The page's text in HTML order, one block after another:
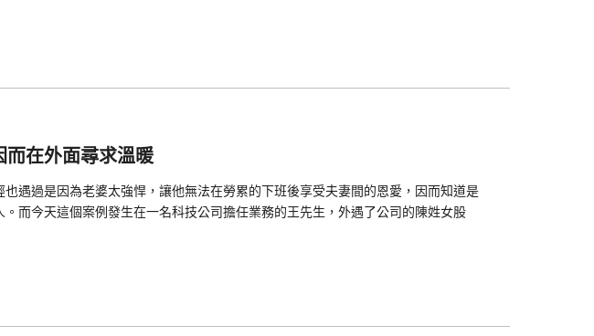
而在外面尋求溫暖
遇過是因為老婆太強悍，讓他無法在勞累的下班後享受夫妻間的恩愛，因而知道是
而今天這個案例發生在一名科技公司擔任業務的王先生，外遇了公司的陳姓女股